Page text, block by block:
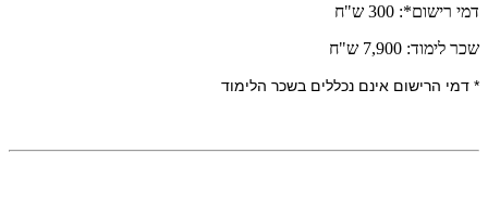
דמי רישום*: 300 ש"ח
שכר לימוד: 7,900 ש"ח
* דמי הרישום אינם נכללים בשכר הלימוד